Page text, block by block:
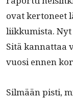
ovat ker­toneet
liikku­mista.
Sitä kan­nat­taa
vuosi ennen
Silmään pisti,